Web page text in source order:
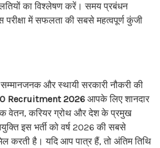
का विश्लेषण करें। समय प्रबंधन
में सफलता की सबसे महत्वपूर्ण कुंजी
और स्थायी सरकारी नौकरी की
Recruitment 2026 आपके लिए शानदार
वेतन, करियर ग्रोथ और देश के प्रमुख
इस भर्ती को वर्ष 2026 की सबसे
करती है। यदि आप पात्र हैं, तो अंतिम तिथि